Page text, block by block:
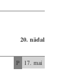
20. nädal
P
17. mai